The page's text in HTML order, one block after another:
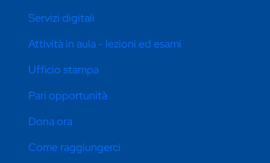
Servizi digitali
Attività in aula - lezioni ed esami
Ufficio stampa
Pari opportunità
Dona ora
Come raggiungerci